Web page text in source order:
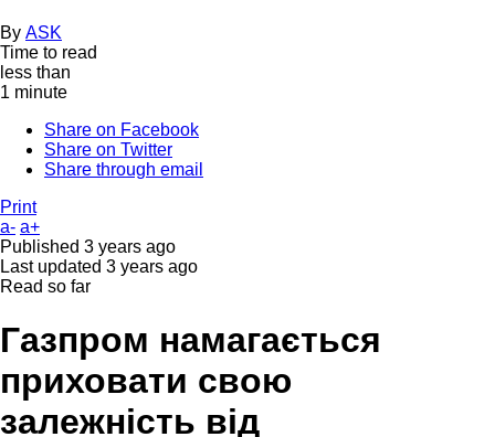
By ASK
Time to read
less than
1 minute
Share on Facebook
Share on Twitter
Share through email
Print
a- a+
Published 3 years ago
Last updated 3 years ago
Read so far
Газпром намагається
приховати свою
залежність від